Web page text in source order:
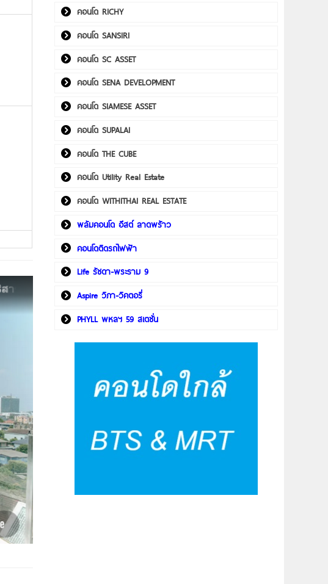
คอนโด RICHY
คอนโด SANSIRI
คอนโด SC ASSET
คอนโด SENA DEVELOPMENT
คอนโด SIAMESE ASSET
คอนโด SUPALAI
คอนโด THE CUBE
คอนโด Utility Real Estate
คอนโด WITHITHAI REAL ESTATE
พลัมคอนโด อีสต์ ลาดพร้าว
คอนโดติดรถไฟฟ้า
Life รัชดา-พระราม 9
Aspire วิภา-วิคตอรี่
PHYLL พหลฯ 59 สเตชั่น